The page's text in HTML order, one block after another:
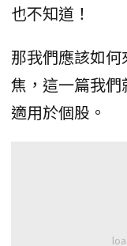
也不知道！
那我們應該如
焦，這一篇我們
適用於個股。